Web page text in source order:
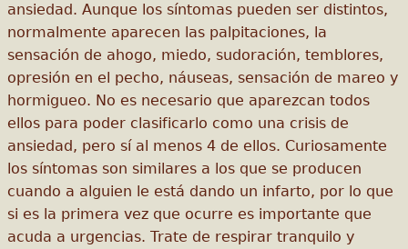
ansiedad. Aunque los síntomas pueden ser distintos,
normalmente aparecen las palpitaciones, la
sensación de ahogo, miedo, sudoración, temblores,
opresión en el pecho, náuseas, sensación de mareo y
hormigueo. No es necesario que aparezcan todos
ellos para poder clasificarlo como una crisis de
ansiedad, pero sí al menos 4 de ellos. Curiosamente
los síntomas son similares a los que se producen
cuando a alguien le está dando un infarto, por lo que
si es la primera vez que ocurre es importante que
acuda a urgencias. Trate de respirar tranquilo y